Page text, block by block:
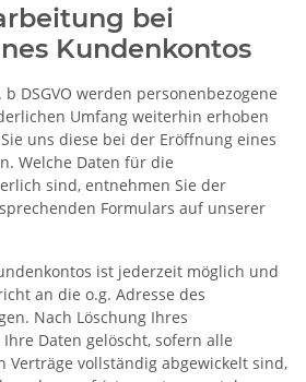
bei
Kundenkontos
DSGVO werden personenbezogene
Umfang weiterhin erhoben
uns diese bei der Eröffnung eines
Welche Daten für die
sind, entnehmen Sie der
Formulars auf unserer
ist jederzeit möglich und
an die o.g. Adresse des
Nach Löschung Ihres
Daten gelöscht, sofern alle
Verträge vollständig abgewickelt sind,